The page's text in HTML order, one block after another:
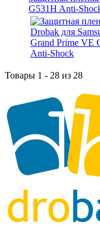
G531H Anti-
Товары 1 - 28 из 28